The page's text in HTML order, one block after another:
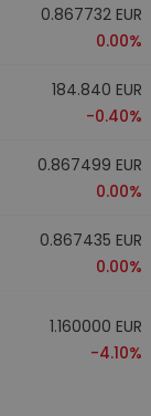
0.867732 EUR
0.00%
184.840 EUR
-0.40%
0.867499 EUR
0.00%
0.867435 EUR
0.00%
1.160000 EUR
-4.10%